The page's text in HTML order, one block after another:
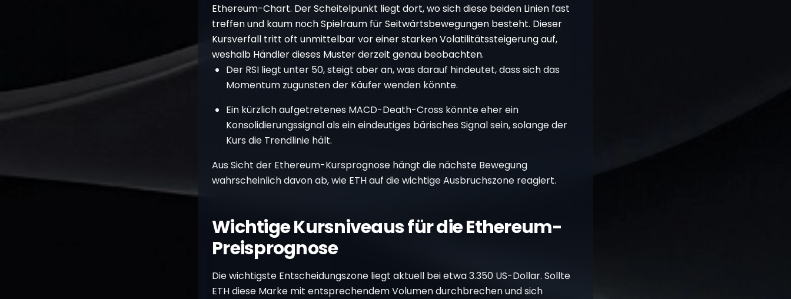
Ethereum-Chart. Der Scheitelpunkt liegt dort, wo sich diese beiden Linien fast
treffen und kaum noch Spielraum für Seitwärtsbewegungen besteht. Dieser
Kursverfall tritt oft unmittelbar vor einer starken Volatilitätssteigerung auf,
weshalb Händler dieses Muster derzeit genau beobachten.
Der RSI liegt unter 50, steigt aber an, was darauf hindeutet, dass sich das
Momentum zugunsten der Käufer wenden könnte.
Ein kürzlich aufgetretenes MACD-Death-Cross könnte eher ein
Konsolidierungssignal als ein eindeutiges bärisches Signal sein, solange der
Kurs die Trendlinie hält.
Aus Sicht der Ethereum-Kursprognose hängt die nächste Bewegung
wahrscheinlich davon ab, wie ETH auf die wichtige Ausbruchszone reagiert.
Wichtige Kursniveaus für die Ethereum-
Preisprognose
Die wichtigste Entscheidungszone liegt aktuell bei etwa 3.350 US-Dollar. Sollte
ETH diese Marke mit entsprechendem Volumen durchbrechen und sich